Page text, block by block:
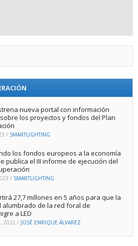
nueva portal con información
los proyectos y fondos del Plan
/ SMARTLIGHTING
los fondos europeos a la economía
publica el III informe de ejecución del
/ SMARTLIGHTING
27,7 millones en 5 años para que la
alumbrado de la red foral de
a LED
2022 / JOSÉ ENRIQUE ÁLVAREZ